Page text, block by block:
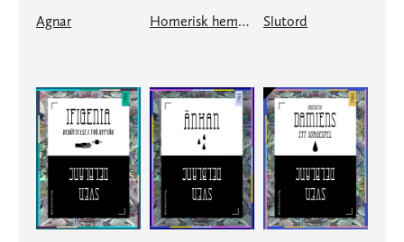
Agnar Homerisk hemkomst Slutord